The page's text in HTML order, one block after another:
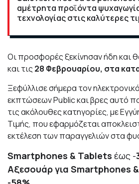
αμέτρητα προϊόντα
τεχνολογίας στις καλύτερες
Οι προσφορές ξεκίνησαν ήδη και
και τις 28 Φεβρουαρίου, στα
Ξεφύλλισε σήμερα τον
εκπτώσεων Publicκαι βρες αυτό
τις ακόλουθες κατηγορίες, με
Τιμής, που εφαρμόζεται
εκτέλεση των παραγγελιών στα
Smartphones & Tablets έως -
Αξεσουάργια Smartphones